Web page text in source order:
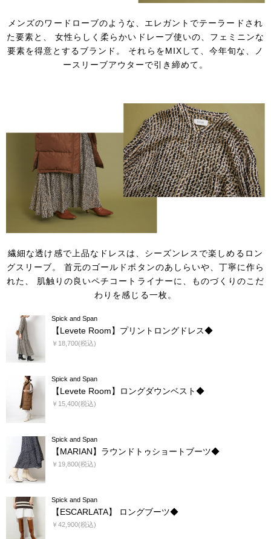
メンズのワードローブのような、エレガントでテーラードされ
た要素と、
女性らしく柔らかいドレープ使いの、フェミニンな
要素を得意とするブランド。
それらをMIXして、今年旬な、ノ
ースリーブアウターで引き締めて。
繊細な透け感で上品なドレスは、シーズンレスで楽しめるロン
グスリーブ。
首元のゴールドボタンのあしらいや、丁寧に作ら
れた、
肌触りの良いペチコートライナーに、ものづくりのこだ
わりを感じる一枚。
Spick and Span
【Levete Room】プリントロングドレス◆
￥18,700(税込)
Spick and Span
【Levete Room】ロングダウンベスト◆
￥15,400(税込)
Spick and Span
【MARIAN】ラウンドトゥショートブーツ◆
￥19,800(税込)
Spick and Span
【ESCARLATA】 ロングブーツ◆
￥42,900(税込)